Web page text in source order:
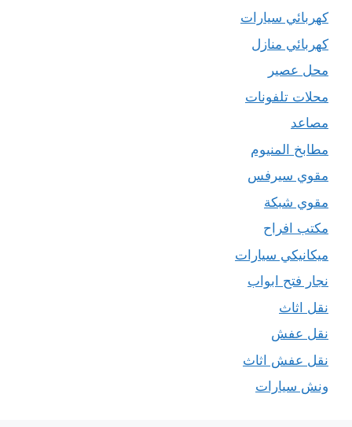
كهربائي سيارات
كهربائي منازل
محل عصير
محلات تلفونات
مصاعد
مطابخ المنيوم
مقوي سيرفس
مقوي شبكة
مكتب افراح
ميكانيكي سيارات
نجار فتح ابواب
نقل اثاث
نقل عفش
نقل عفش اثاث
ونش سيارات